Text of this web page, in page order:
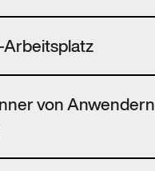
von Anwendern